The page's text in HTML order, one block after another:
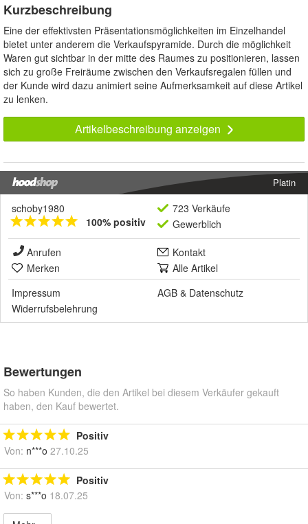
Kurzbeschreibung
Eine der effektivsten Präsentationsmöglichkeiten im Einzelhandel
bietet unter anderem die Verkaufspyramide. Durch die möglichkeit
Waren gut sichtbar in der mitte des Raumes zu positionieren, lassen
sich zu große Freiräume zwischen den Verkaufsregalen füllen und
der Kunde wird dazu animiert seine Aufmerksamkeit auf diese Artikel
zu lenken.
Artikelbeschreibung anzeigen
Platin
schoby1980
100% positiv
723 Verkäufe
Gewerblich
Anrufen
Kontakt
Merken
Alle Artikel
Impressum
AGB & Datenschutz
Widerrufsbelehrung
Bewertungen
So haben Kunden, die den Artikel bei diesem Verkäufer gekauft
haben, den Kauf bewertet.
Positiv
Von: n***o 27.10.25
Positiv
Von: s***o 18.07.25